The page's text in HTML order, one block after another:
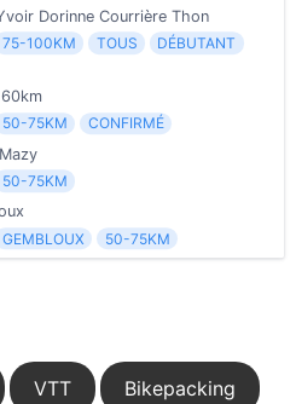
Dorinne Courrière Thon
75-100KM TOUS DÉBUTANT
50-75KM
CONFIRMÉ
50-75KM
GEMBLOUX 50-75KM
VTT Bikepacking